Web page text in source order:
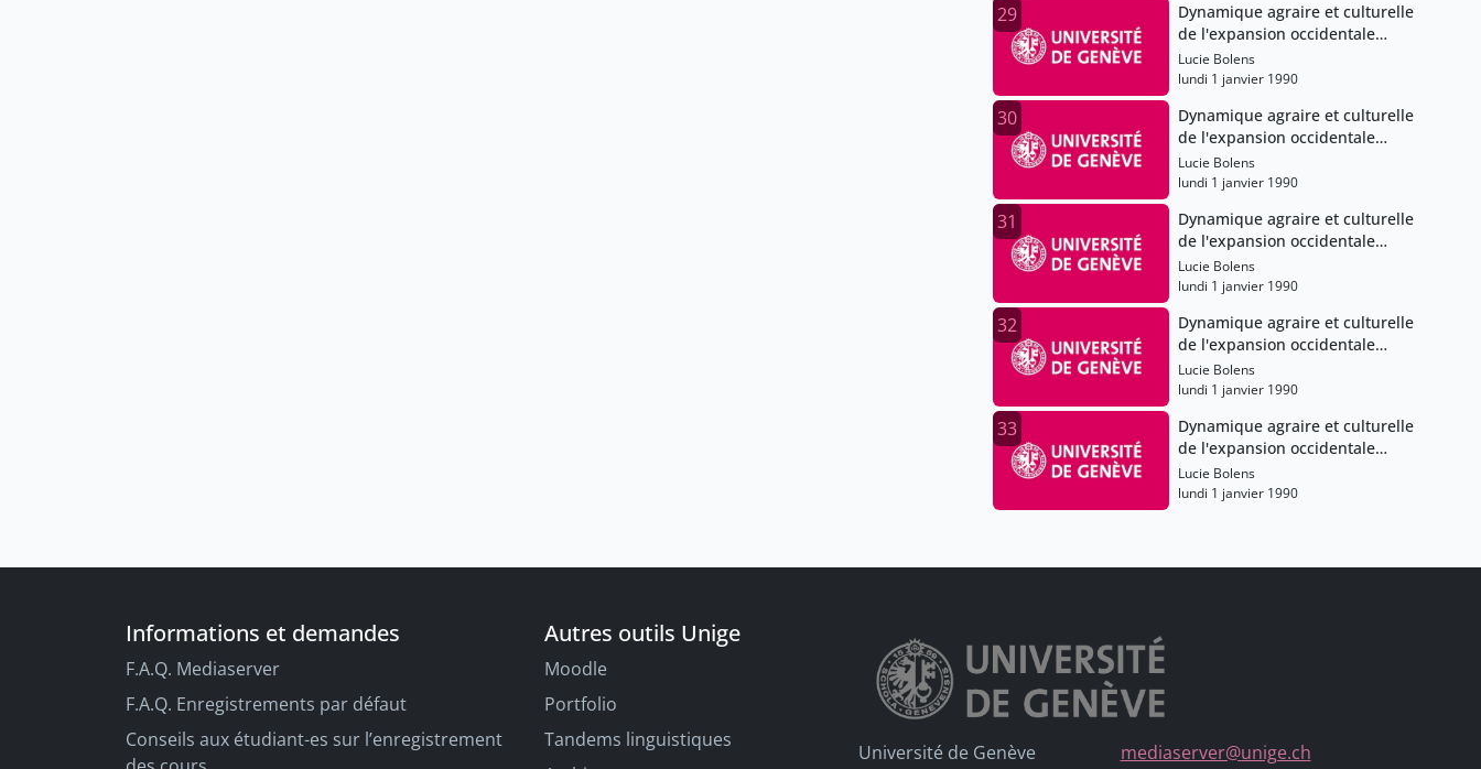
29
Dynamique agraire et culturelle
de l'expansion occidentale
(Angleterre), XIe-XVe siècles
Lucie Bolens
lundi 1 janvier 1990
30
Dynamique agraire et culturelle
de l'expansion occidentale
(Angleterre), XIe-XVe siècles
Lucie Bolens
lundi 1 janvier 1990
31
Dynamique agraire et culturelle
de l'expansion occidentale
(Angleterre), XIe-XVe siècles
Lucie Bolens
lundi 1 janvier 1990
32
Dynamique agraire et culturelle
de l'expansion occidentale
(Angleterre), XIe-XVe siècles
Lucie Bolens
lundi 1 janvier 1990
33
Dynamique agraire et culturelle
de l'expansion occidentale
(Angleterre), XIe-XVe siècles
Lucie Bolens
lundi 1 janvier 1990
Informations et demandes
F.A.Q. Mediaserver
F.A.Q. Enregistrements par défaut
Conseils aux étudiant-es sur l’enregistrement
Autres outils Unige
Moodle
Portfolio
Tandems linguistiques
Université de Genève
mediaserver@unige.ch